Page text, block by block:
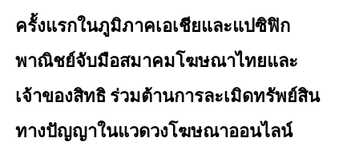
ครั้งแรกในภูมิภาคเอเชียและแปซิฟิก
พาณิชย์จับมือสมาคมโฆษณาไทยและ
เจ้าของสิทธิ ร่วมต้านการละเมิดทรัพย์สิน
ทางปัญญาในแวดวงโฆษณาออนไลน์